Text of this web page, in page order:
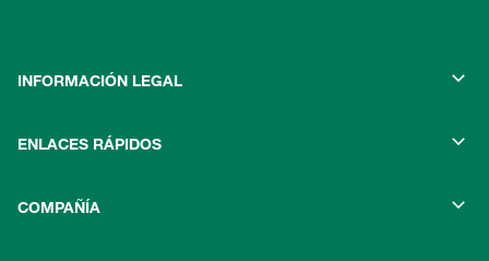
INFORMACIÓN LEGAL
ENLACES RÁPIDOS
COMPAÑÍA